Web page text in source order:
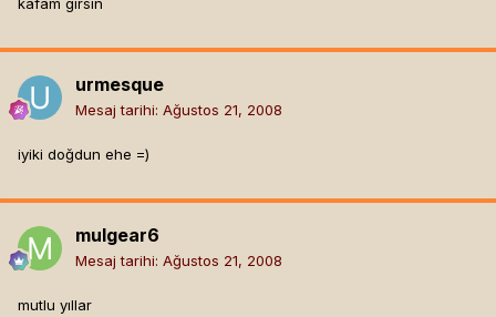
kafam girsin
urmesque
Mesaj tarihi: Ağustos 21, 2008
iyiki doğdun ehe =)
mulgear6
Mesaj tarihi: Ağustos 21, 2008
mutlu yıllar